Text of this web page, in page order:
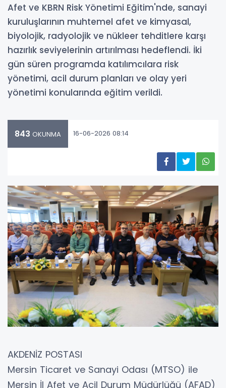
Afet ve KBRN Risk Yönetimi Eğitim'nde, sanayi
kuruluşlarının muhtemel afet ve kimyasal,
biyolojik, radyolojik ve nükleer tehditlere karşı
hazırlık seviyelerinin artırılması hedeflendi. İki
gün süren programda katılımcılara risk
yönetimi, acil durum planları ve olay yeri
yönetimi konularında eğitim verildi.
843 OKUNMA 16-06-2026 08:14
AKDENİZ POSTASI
Mersin Ticaret ve Sanayi Odası (MTSO) ile
Mersin İl Afet ve Acil Durum Müdürlüğü (AFAD)